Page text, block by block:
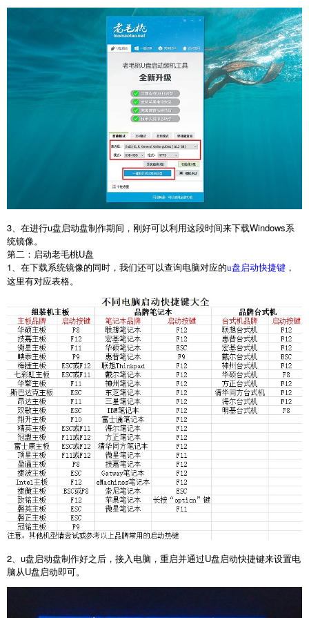
3、在进行u盘启动盘制作期间，刚好可以利用这段时间来下载Windows系
统镜像。
第二：启动老毛桃U盘
1、在下载系统镜像的同时，我们还可以查询电脑对应的u盘启动快捷键 ，
这里有对应表格。
2、 u盘启动盘制作好之后，接入电脑，重启并通过U盘启动快捷键来设置电
脑从U盘启动即可。